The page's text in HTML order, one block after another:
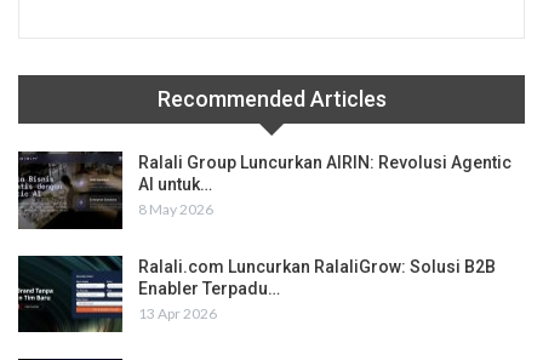
Recommended Articles
Ralali Group Luncurkan AIRIN: Revolusi Agentic
AI untuk…
8 May 2026
Ralali.com Luncurkan RalaliGrow: Solusi B2B
Enabler Terpadu…
13 Apr 2026